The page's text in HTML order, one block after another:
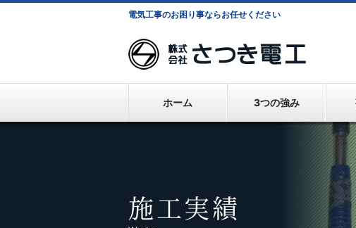
電気工事のお困り事ならお任せください
ホーム 3つの強み
施工実績